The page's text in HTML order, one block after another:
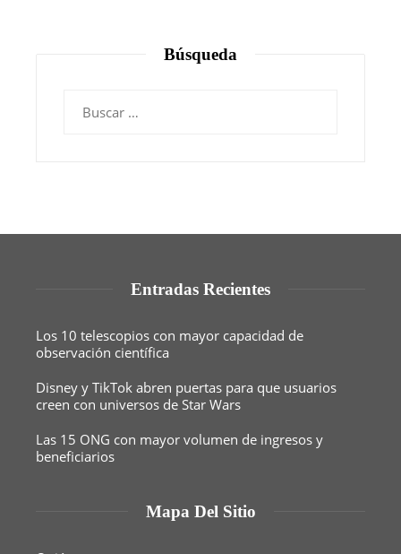
Búsqueda
Entradas Recientes
Los 10 telescopios con mayor capacidad de
observación científica
Disney y TikTok abren puertas para que usuarios
creen con universos de Star Wars
Las 15 ONG con mayor volumen de ingresos y
beneficiarios
Mapa Del Sitio